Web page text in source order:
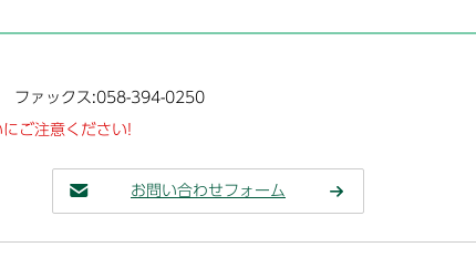
ファックス:058-394-0250
ご注意ください!
お問い合わせフォーム